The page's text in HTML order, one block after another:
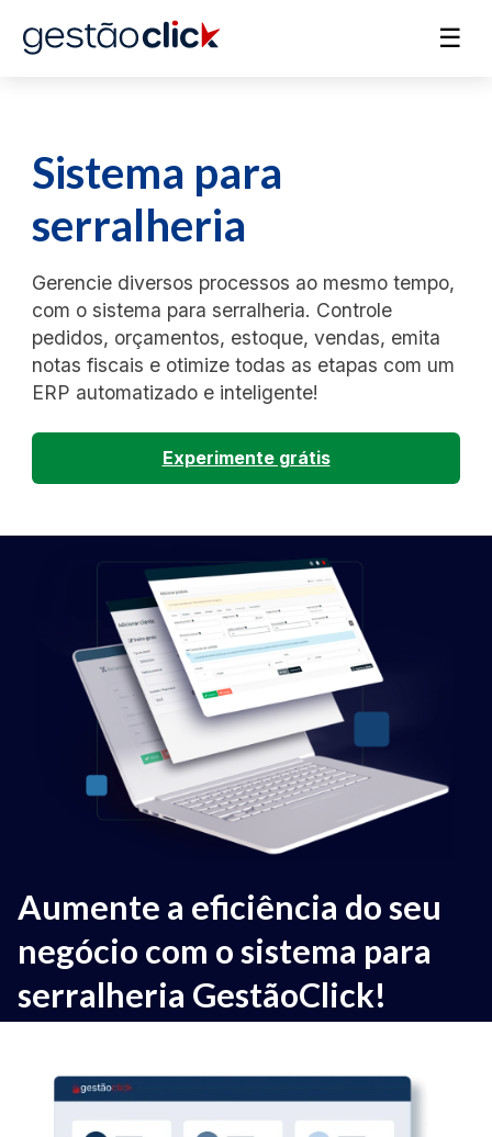
☰
Sistema para
serralheria
Gerencie diversos processos ao mesmo tempo,
com o sistema para serralheria. Controle
pedidos, orçamentos, estoque, vendas, emita
notas fiscais e otimize todas as etapas com um
ERP automatizado e inteligente!
Experimente grátis
Aumente a eficiência do seu
negócio com o sistema para
serralheria GestãoClick!